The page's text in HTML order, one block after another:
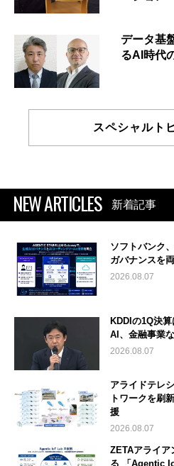
データ基
るAI時代
スペシャルト
NEW ARTICLES 新着記事
ソフトバンク
ガバナンスを
2026.08.07
KDDIの1Q決
AI、金融事業
2026.08.07
アライドテレ
トワークを刷
援
2026.08.07
ZETAアライア
る 「Agentic